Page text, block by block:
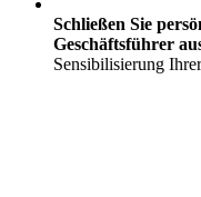
Schließen Sie
Geschäftsführer
Sensibilisierung